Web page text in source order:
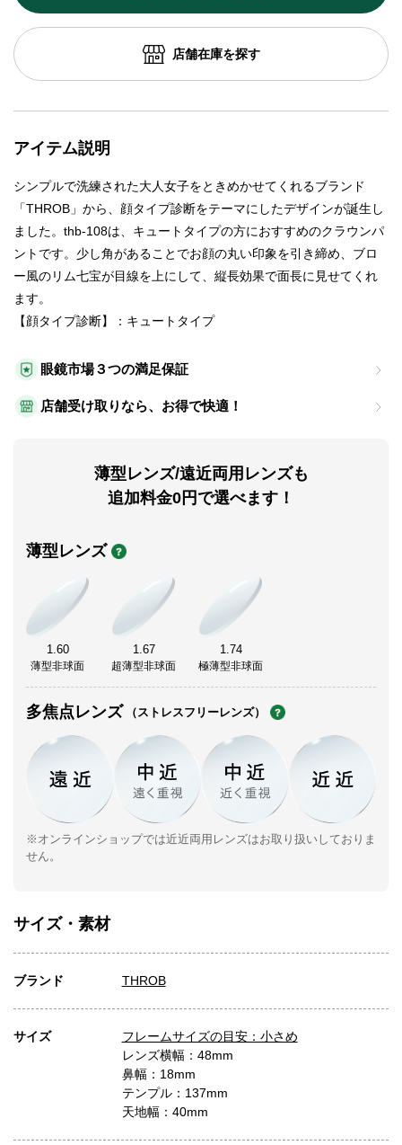
眼鏡市場３つの満足保証
店舗受け取りなら、お得で快適！
薄型レンズ/遠近両用レンズも
追加料金0円で選べます！
薄型レンズ
1.60
薄型非球面
1.67
超薄型非球面
1.74
極薄型非球面
多焦点レンズ （ストレスフリーレンズ）
※オンラインショップでは近近両用レンズはお取り扱いしておりま
せん。
店舗在庫を探す
アイテム説明
シンプルで洗練された大人女子をときめかせてくれるブランド
「THROB」から、顔タイプ診断をテーマにしたデザインが誕生し
ました。thb-108は、キュートタイプの方におすすめのクラウンパ
ントです。少し角があることでお顔の丸い印象を引き締め、ブロ
ー風のリム七宝が目線を上にして、縦長効果で面長に見せてくれ
ます。
【顔タイプ診断】：キュートタイプ
サイズ・素材
ブランド THROB
サイズ
フレームサイズの目安：小さめ
レンズ横幅：48mm
鼻幅：18mm
テンプル：137mm
天地幅：40mm